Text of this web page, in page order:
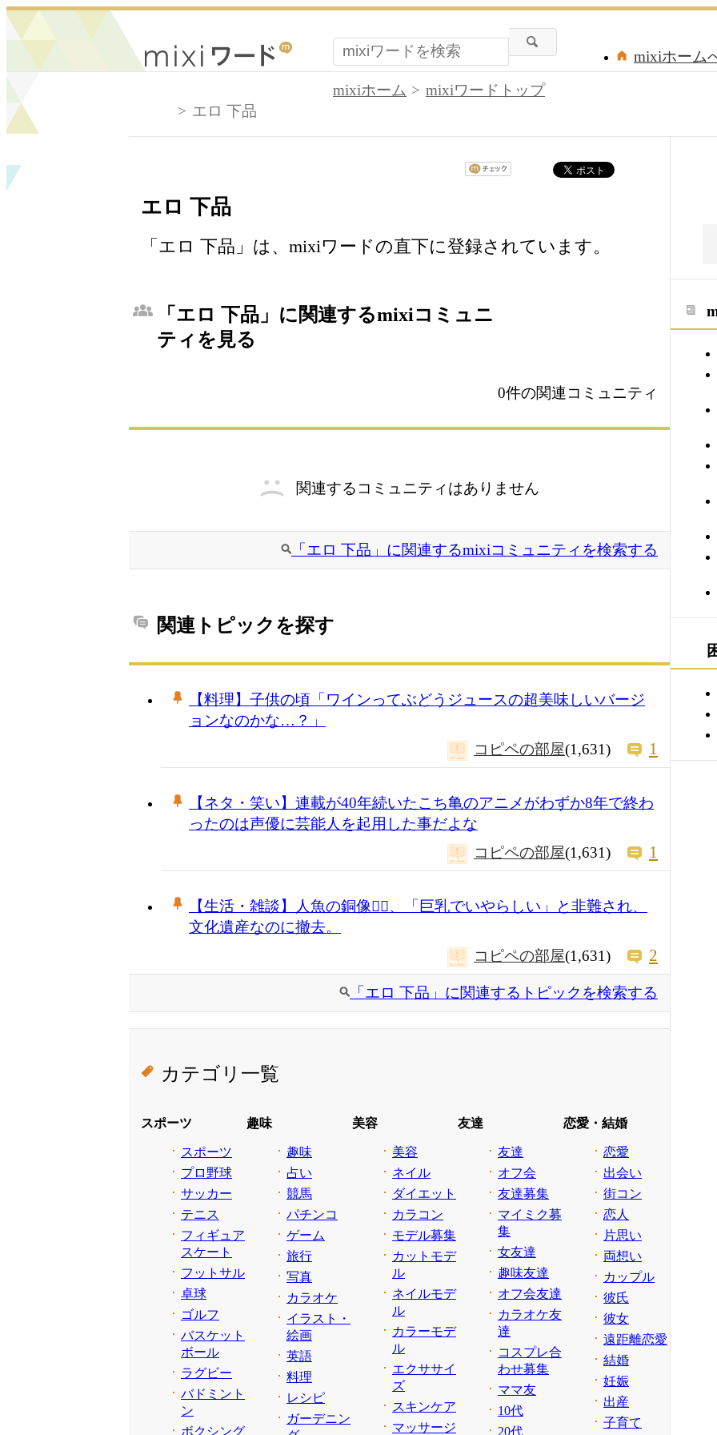
mixiホーム
mixiホーム
mixiワードトップ
エロ 下品
エロ 下品
「エロ 下品」は、mixiワードの直下に登録されています。
「エロ 下品」に関連するmixiコミュニ
ティを見る
0件の関連コミュニティ
関連するコミュニティはありません
「エロ 下品」に関連するmixiコミュニティを検索する
関連トピックを探す
【料理】子供の頃「ワインってぶどうジュースの超美味しいバージ
ョンなのかな…？」
コピペの部屋(1,631) 1
【ネタ・笑い】連載が40年続いたこち亀のアニメがわずか8年で終わ
ったのは声優に芸能人を起用した事だよな
コピペの部屋(1,631) 1
【生活・雑談】人魚の銅像🧜‍♀、「巨乳でいやらしい」と非難され、
文化遺産なのに撤去。
コピペの部屋(1,631) 2
「エロ 下品」に関連するトピックを検索する
カテゴリ一覧
スポーツ
スポーツ
プロ野球
サッカー
テニス
フィギュア
スケート
フットサル
卓球
ゴルフ
バスケット
ボール
ラグビー
バドミント
ン
ボクシング
趣味
趣味
占い
競馬
パチンコ
ゲーム
旅行
写真
カラオケ
イラスト・
絵画
英語
料理
レシピ
ガーデニン
美容
美容
ネイル
ダイエット
カラコン
モデル募集
カットモデ
ル
ネイルモデ
ル
カラーモデ
ル
エクササイ
ズ
スキンケア
マッサージ
友達
友達
オフ会
友達募集
マイミク募
集
女友達
趣味友達
オフ会友達
カラオケ友
達
コスプレ合
わせ募集
ママ友
10代
20代
恋愛・結婚
恋愛
出会い
街コン
恋人
片思い
両想い
カップル
彼氏
彼女
遠距離恋愛
結婚
妊娠
出産
子育て